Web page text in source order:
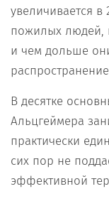
увеличивается
пожилых людей,
и чем дольше
В десятке
Альцгеймера
практически
сих пор не
эффективной